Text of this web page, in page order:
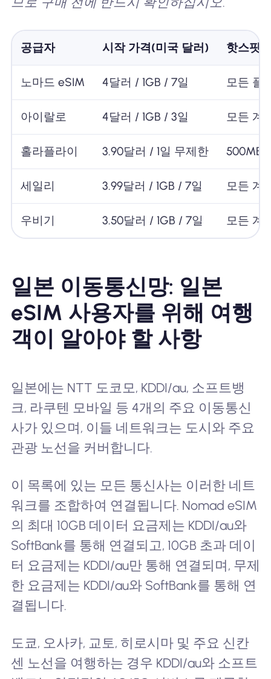
공급자 시작 가격(미국 달러) 핫스팟
노마드 eSIM 4달러 / 1GB / 7일 모든 플
아이랄로 4달러 / 1GB / 3일 모든 계
홀라플라이 3.90달러 / 1일 무제한 500MB
세일리 3.99달러 / 1GB / 7일 모든 계
우비기 3.50달러 / 1GB / 7일 모든 계
일본 이동통신망: 일본
eSIM 사용자를 위해 여행
객이 알아야 할 사항
일본에는 NTT 도코모, KDDI/au, 소프트뱅
크, 라쿠텐 모바일 등 4개의 주요 이동통신
사가 있으며, 이들 네트워크는 도시와 주요
관광 노선을 커버합니다.
이 목록에 있는 모든 통신사는 이러한 네트
워크를 조합하여 연결됩니다. Nomad eSIM
의 최대 10GB 데이터 요금제는 KDDI/au와
SoftBank를 통해 연결되고, 10GB 초과 데이
터 요금제는 KDDI/au만 통해 연결되며, 무제
한 요금제는 KDDI/au와 SoftBank를 통해 연
결됩니다.
도쿄, 오사카, 교토, 히로시마 및 주요 신칸
센 노선을 여행하는 경우 KDDI/au와 소프트